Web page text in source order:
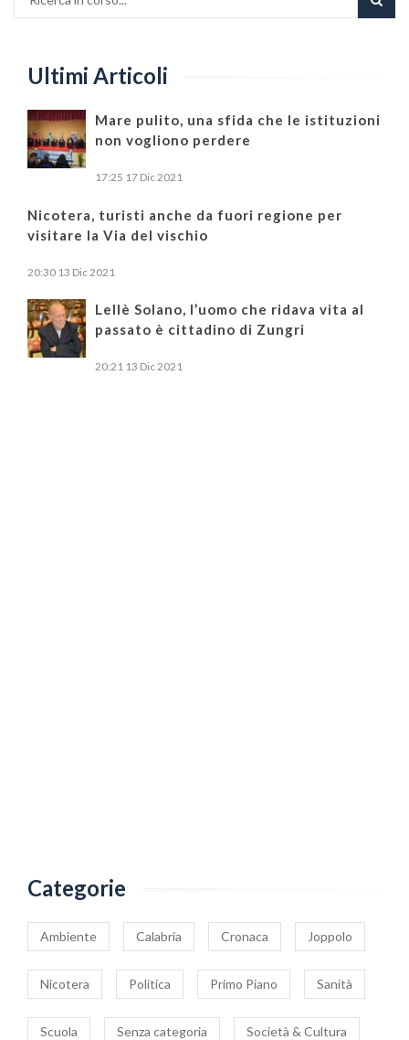
Ultimi Articoli
Mare pulito, una sfida che le istituzioni
non vogliono perdere
17:25 17 Dic 2021
Nicotera, turisti anche da fuori regione per
visitare la Via del vischio
20:30 13 Dic 2021
Lellè Solano, l’uomo che ridava vita al
passato è cittadino di Zungri
20:21 13 Dic 2021
Categorie
Ambiente Calabria Cronaca Joppolo
Nicotera Politica Primo Piano Sanità
Scuola Senza categoria Società & Cultura